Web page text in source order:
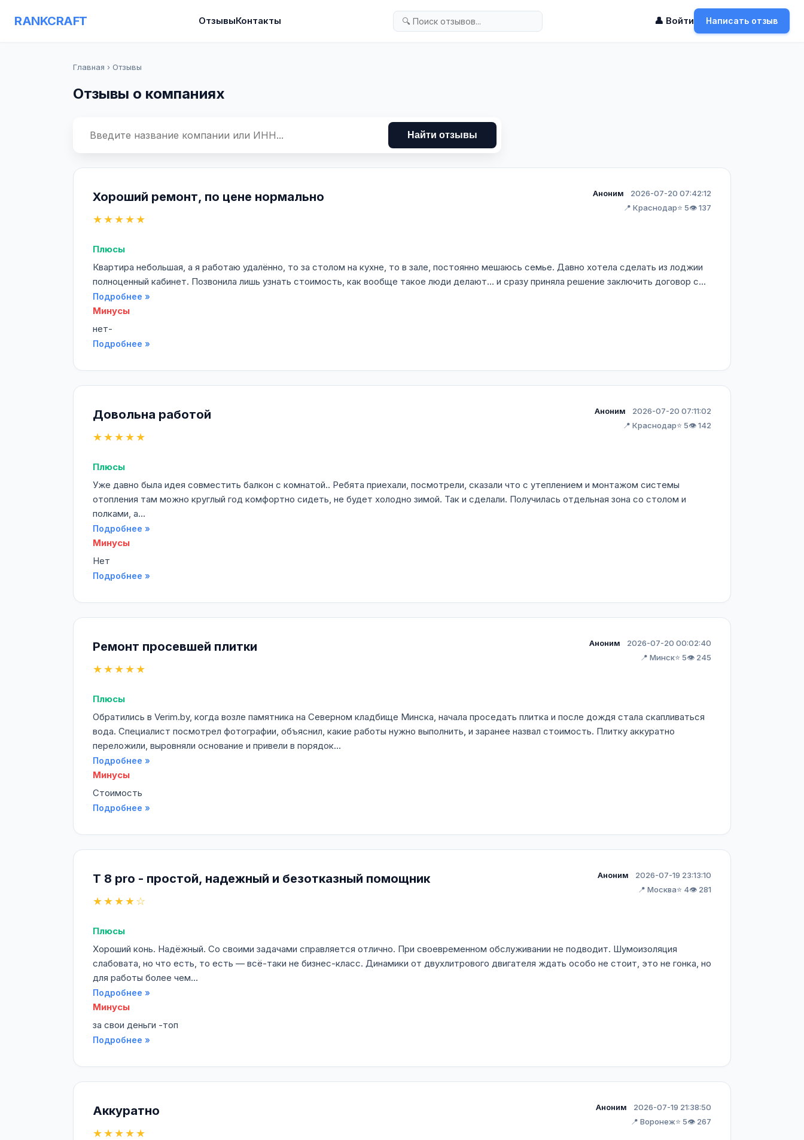
RANKCRAFT ОтзывыКонтакты 👤 Войти Написать отзыв
Главная › Отзывы
Отзывы о компаниях
Найти отзывы
Хороший ремонт, по цене нормально
★★★★★
Аноним
2026-07-20 07:42:12
📍 Краснодар⭐ 5👁️ 137
Плюсы
Квартира небольшая, а я работаю удалённо, то за столом на кухне, то в зале, постоянно мешаюсь семье. Давно хотела сделать из лоджии
полноценный кабинет. Позвонила лишь узнать стоимость, как вообще такое люди делают... и сразу приняла решение заключить договор с...
Подробнее »
Минусы
нет-
Подробнее »
Довольна работой
★★★★★
Аноним
2026-07-20 07:11:02
📍 Краснодар⭐ 5👁️ 142
Плюсы
Уже давно была идея совместить балкон с комнатой.. Ребята приехали, посмотрели, сказали что с утеплением и монтажом системы
отопления там можно круглый год комфортно сидеть, не будет холодно зимой. Так и сделали. Получилась отдельная зона со столом и
полками, а...
Подробнее »
Минусы
Нет
Подробнее »
Ремонт просевшей плитки
★★★★★
Аноним
2026-07-20 00:02:40
📍 Минск⭐ 5👁️ 245
Плюсы
Обратились в Verim.by, когда возле памятника на Северном кладбище Минска, начала проседать плитка и после дождя стала скапливаться
вода. Специалист посмотрел фотографии, объяснил, какие работы нужно выполнить, и заранее назвал стоимость. Плитку аккуратно
переложили, выровняли основание и привели в порядок...
Подробнее »
Минусы
Стоимость
Подробнее »
T 8 pro - простой, надежный и безотказный помощник
★★★★☆
Аноним
2026-07-19 23:13:10
📍 Москва⭐ 4👁️ 281
Плюсы
Хороший конь. Надёжный. Со своими задачами справляется отлично. При своевременном обслуживании не подводит. Шумоизоляция
слабовата, но что есть, то есть — всё-таки не бизнес-класс. Динамики от двухлитрового двигателя ждать особо не стоит, это не гонка, но
для работы более чем...
Подробнее »
Минусы
за свои деньги -топ
Подробнее »
Аккуратно
★★★★★
Аноним
2026-07-19 21:38:50
📍 Воронеж⭐ 5👁️ 267